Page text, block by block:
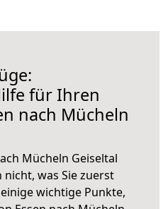
für Ihren
nach Mücheln
Mücheln Geiseltal
was Sie zuerst
wichtige Punkte,